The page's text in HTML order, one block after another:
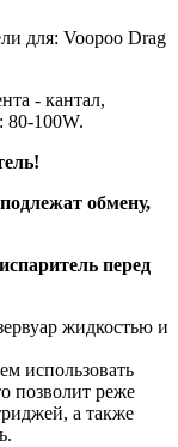
для: Voopoo Drag
- кантал,
80-100W.
обмену,
перед
жидкостью и
использовать
позволит реже
а также